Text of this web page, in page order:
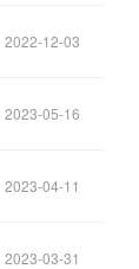
2022-12-03
2023-05-16
2023-04-11
2023-03-31